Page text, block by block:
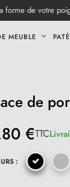
forme de votre
MEUBLE
de
€TTC
: